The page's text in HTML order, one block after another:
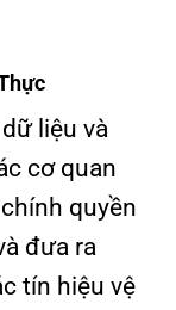
liệu và
cơ quan
quyền
đưa ra
tín hiệu vệ